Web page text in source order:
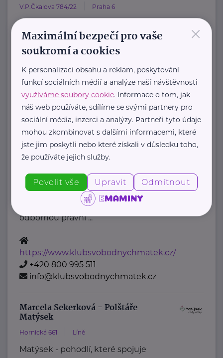
V.P.Čkalova 784/22 Praha 6
nezisková organizace, která již více
než 20 let podporuje ...
https://www.hostcz.org/
+420 776 556 829
produkce@hostcz.org
Klub svobodných matek z.s.
Dukelských hrdinů 34 Praha 7
"Pomáháme rodičům a jejich dětem."
Rodinám samoživitelů z celé ČR
poskytujeme finanční, materiální,
odbornou právní ...
https://www.klubsvobodnychmatek.cz/
+420 800 995 511
info@klubsvobodnychmatek.cz
Marcela Sekerková - Polštáře
Matýsek
Hornická 661 Líně
Matýsek - pohodlí, které spojuje
×
Maximální bezpečí pro vaše
soukromí a cookies
K personalizaci obsahu a reklam, poskytování
funkcí sociálních médií a analýze naší návštěvnosti
využíváme soubory cookie. Informace o tom, jak
náš web používáte, sdílíme se svými partnery pro
sociální média, inzerci a analýzy. Partneři tyto údaje
mohou zkombinovat s dalšími informacemi, které
jste jim poskytli nebo které získali v důsledku toho,
že používáte jejich služby.
Povolit vše Upravit Odmítnout